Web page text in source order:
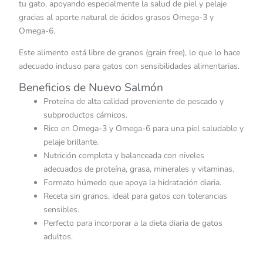
tu gato, apoyando especialmente la salud de piel y pelaje
gracias al aporte natural de ácidos grasos Omega-3 y
Omega-6.
Este alimento está libre de granos (grain free), lo que lo hace
adecuado incluso para gatos con sensibilidades alimentarias.
Beneficios de Nuevo Salmón
Proteína de alta calidad proveniente de pescado y
subproductos cárnicos.
Rico en Omega-3 y Omega-6 para una piel saludable y
pelaje brillante.
Nutrición completa y balanceada con niveles
adecuados de proteína, grasa, minerales y vitaminas.
Formato húmedo que apoya la hidratación diaria.
Receta sin granos, ideal para gatos con tolerancias
sensibles.
Perfecto para incorporar a la dieta diaria de gatos
adultos.